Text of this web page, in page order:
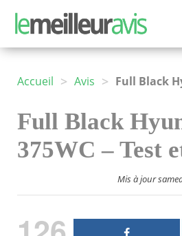
Accueil > Avis > Full Black
Full Black
375WC – Test
Mis à jour